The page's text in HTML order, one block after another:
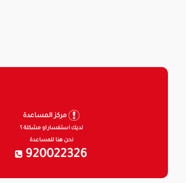
مركز المساعدة
لديك استفسار او مشكلة ؟
نحن هنا للمساعدة
920022326